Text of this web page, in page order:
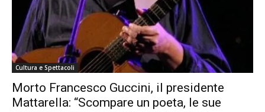
Cultura e Spettacoli
Morto Francesco Guccini, il presidente
Mattarella: “Scompare un poeta, le sue